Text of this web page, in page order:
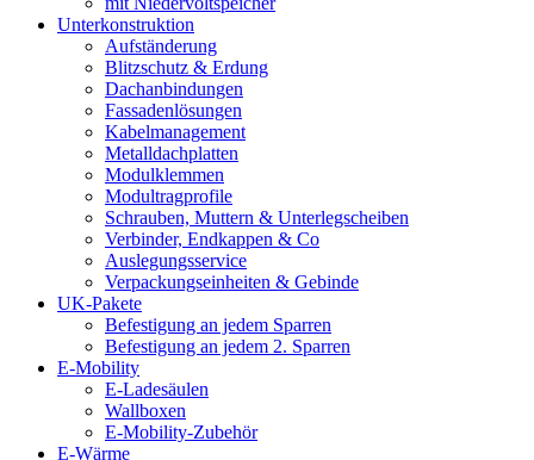
Unterkonstruktion
Aufständerung
Blitzschutz & Erdung
Dachanbindungen
Fassadenlösungen
Kabelmanagement
Metalldachplatten
Modulklemmen
Modultragprofile
Schrauben, Muttern & Unterlegscheiben
Verbinder, Endkappen & Co
Auslegungsservice
Verpackungseinheiten & Gebinde
UK-Pakete
Befestigung an jedem Sparren
Befestigung an jedem 2. Sparren
E-Mobility
E-Ladesäulen
Wallboxen
E-Mobility-Zubehör
E-Wärme